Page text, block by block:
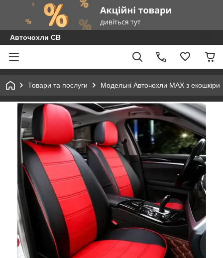
Авточохли СВ
Товари та послуги Модельні Авточохли MAX з екошкіри